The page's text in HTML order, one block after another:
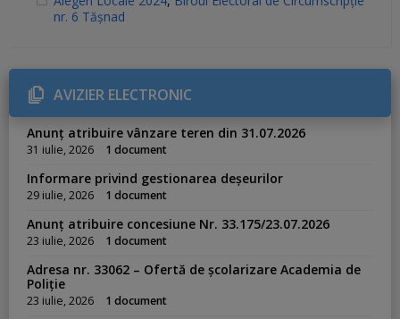
a
t
r
e
nr. 6 Tășnad
AVIZIER ELECTRONIC
Anunț atribuire vânzare teren din 31.07.2026
31 iulie, 2026 1 document
Informare privind gestionarea deșeurilor
29 iulie, 2026 1 document
Anunț atribuire concesiune Nr. 33.175/23.07.2026
23 iulie, 2026 1 document
Adresa nr. 33062 – Ofertă de școlarizare Academia de
Poliție
23 iulie, 2026 1 document